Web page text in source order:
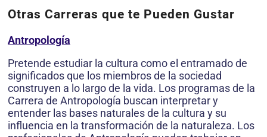
Otras Carreras que te Pueden Gustar
Antropología
Pretende estudiar la cultura como el entramado de
significados que los miembros de la sociedad
construyen a lo largo de la vida. Los programas de la
Carrera de Antropología buscan interpretar y
entender las bases naturales de la cultura y su
influencia en la transformación de la naturaleza. Los